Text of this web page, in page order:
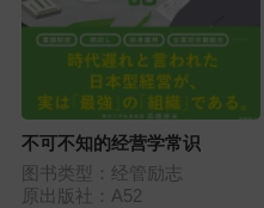
不可不知的经营学常识
图书类型：经管励志
原出版社：A52